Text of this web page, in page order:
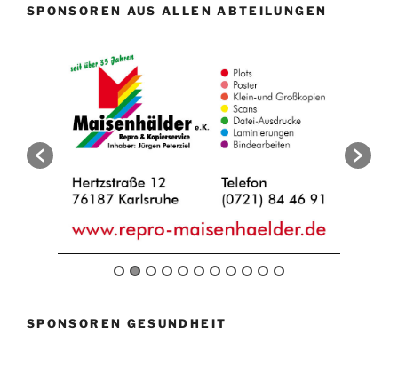
SPONSOREN AUS ALLEN ABTEILUNGEN
SPONSOREN GESUNDHEIT